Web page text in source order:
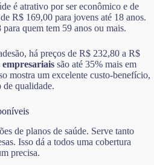
é atrativo por ser econômico e de
R$ 169,00 para jovens até 18 anos.
quem tem 59 anos ou mais.
há preços de R$ 232,80 a R$
empresariais são até 35% mais em
mostra um excelente custo-benefício,
qualidade.
de planos de saúde. Serve tanto
Isso dá a todos uma cobertura
precisa.